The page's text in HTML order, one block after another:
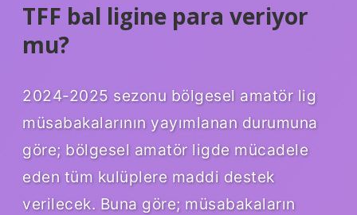
TFF bal ligine para veriyor
mu?
2024-2025 sezonu bölgesel amatör lig
müsabakalarının yayımlanan durumuna
göre; bölgesel amatör ligde mücadele
eden tüm kulüplere maddi destek
verilecek. Buna göre; müsabakaların